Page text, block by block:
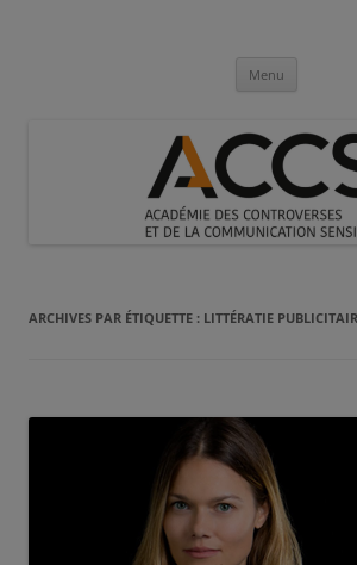
Communication
Menu
ARCHIVES PAR ÉTIQUETTE : LITTÉRATIE